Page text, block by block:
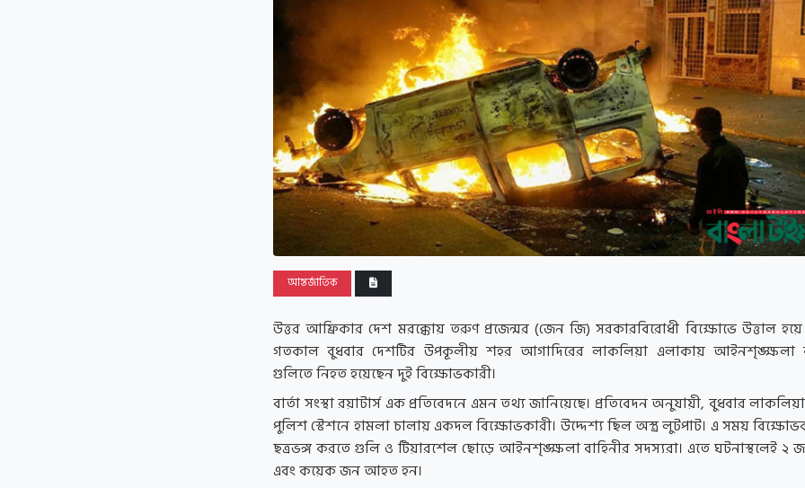
আন্তর্জাতিক
উত্তর আফ্রিকার দেশ মরক্কোয় তরুণ প্রজেন্মর (জেন জি) সরকারবিরোধী বিক্ষোভে উত্তাল হয়ে
গতকাল বুধবার দেশটির উপকূলীয় শহর আগাদিরের লাকলিয়া এলাকায় আইনশৃঙ্ক্ষলা
গুলিতে নিহত হয়েছেন দুই বিক্ষোভকারী।
বার্তা সংস্থা রয়াটার্স এক প্রতিবেদনে এমন তথ্য জানিয়েছে। প্রতিবেদন অনুযায়ী, বুধবার
পুলিশ স্টেশনে হামলা চালায় একদল বিক্ষোভকারী। উদ্দেশ্য ছিল অস্ত্র লুটপাট। এ সময়
ছত্রভঙ্গ করতে গুলি ও টিয়ারশেল ছোড়ে আইনশৃঙ্ক্ষলা বাহিনীর সদস্যরা। এতে ঘটনাস্থলেই ২
এবং কয়েক জন আহত হন।